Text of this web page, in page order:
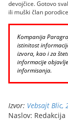
devojčice. Gotovo
ili muški član
Kompanija
istinitost
izvora, kao i za
informacije
informisanja.
Izvor: Vebsajt Blic,
Naslov: Redakcija